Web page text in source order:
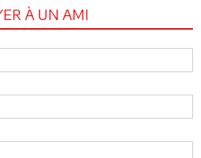
À UN AMI